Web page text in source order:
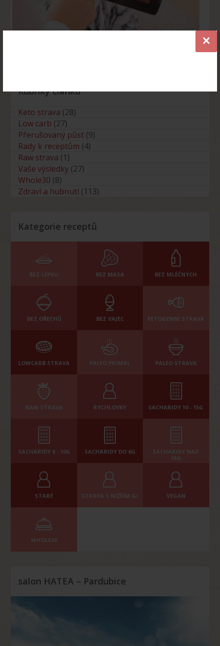
×
Rubriky článků
Keto strava (28)
Low carb (27)
Přerušovaný půst (9)
Rady k receptům (4)
Raw strava (1)
Vaše výsledky (27)
Whole30 (8)
Zdraví a hubnutí (113)
Kategorie receptů
BEZ LEPKU BEZ MASA BEZ MLÉČNÝCH
BEZ OŘECHŮ BEZ VAJEC KETOGENNÍ STRAVA
LOWCARB STRAVA PALEO PRIMAL PALEO STRAVA
RAW STRAVA RYCHLOVKY SACHARIDY 10 - 15G
SACHARIDY 6 - 10G SACHARIDY DO 6G
SACHARIDY NAD
15G
STARÉ STRAVA S NIŽŠÍM GI VEGAN
WHOLE30
salon HATEA – Pardubice